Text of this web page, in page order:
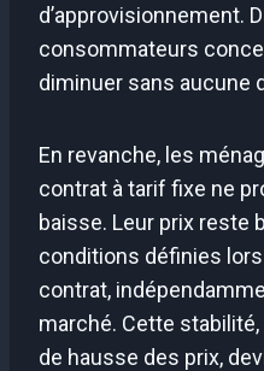
d’approvisionnement.
consommateurs
diminuer sans aucune
En revanche, les
contrat à tarif fixe ne
baisse. Leur prix reste
conditions définies
contrat,
marché. Cette
de hausse des prix,